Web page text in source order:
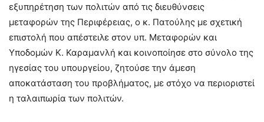
εξυπηρέτηση των πολιτών από τις διευθύνσεις
μεταφορών της Περιφέρειας, ο κ. Πατούλης με σχετική
επιστολή που απέστειλε στον υπ. Μεταφορών και
Υποδομών Κ. Καραμανλή και κοινοποίησε στο σύνολο της
ηγεσίας του υπουργείου, ζητούσε την άμεση
αποκατάσταση του προβλήματος, με στόχο να περιοριστεί
η ταλαιπωρία των πολιτών.